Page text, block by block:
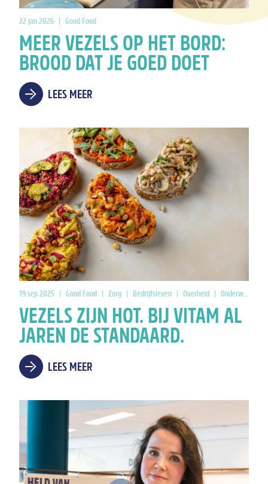
22 jan 2026 | Good Food
MEER VEZELS OP HET BORD:
BROOD DAT JE GOED DOET
LEES MEER
19 sep 2025 | Good Food | Zorg | Bedrijfsleven | Overheid | Onderwijs
VEZELS ZIJN HOT. BIJ VITAM AL
JAREN DE STANDAARD.
LEES MEER